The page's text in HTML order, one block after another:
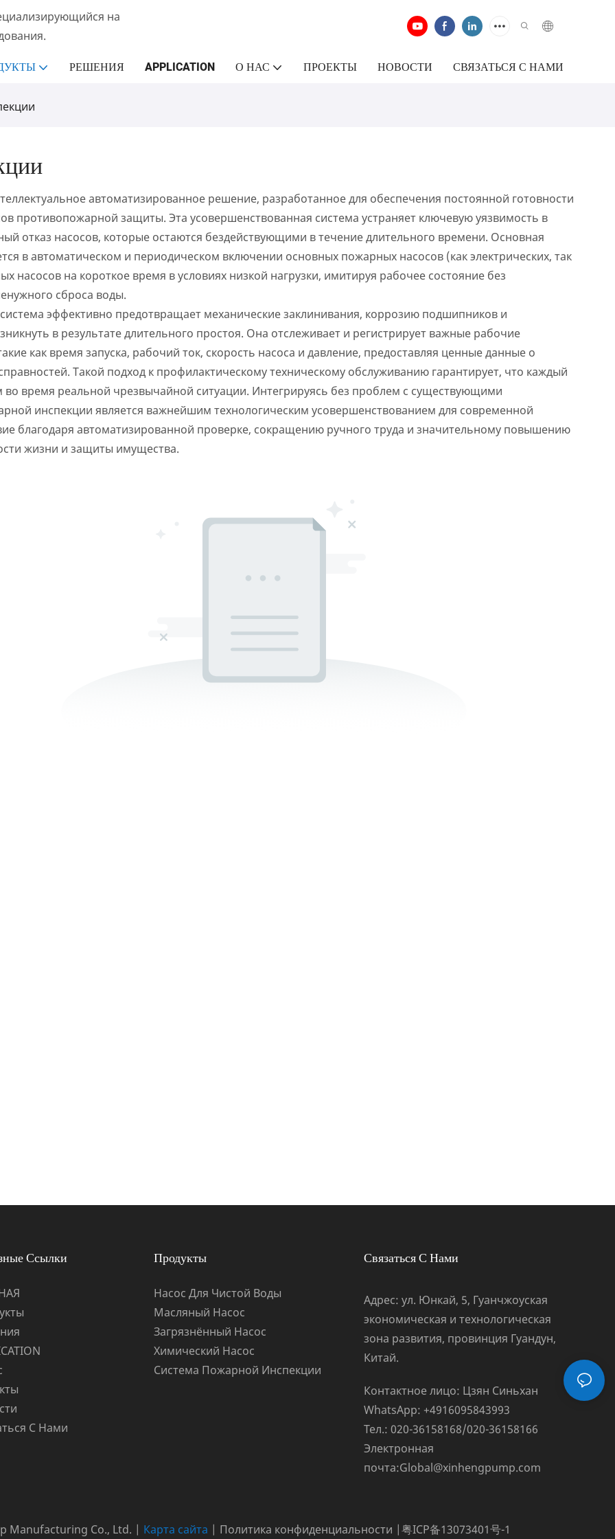
на
РЕШЕНИЯ APPLICATION О НАС ПРОЕКТЫ НОВОСТИ СВЯЗАТЬСЯ С НАМИ
автоматизированное решение, разработанное для обеспечения постоянной готовности
противопожарной защиты. Эта усовершенствованная система устраняет ключевую уязвимость в
отказ насосов, которые остаются бездействующими в течение длительного времени. Основная
в автоматическом и периодическом включении основных пожарных насосов (как электрических, так
насосов на короткое время в условиях низкой нагрузки, имитируя рабочее состояние без
сброса воды.
эффективно предотвращает механические заклинивания, коррозию подшипников и
в результате длительного простоя. Она отслеживает и регистрирует важные рабочие
как время запуска, рабочий ток, скорость насоса и давление, предоставляя ценные данные о
Такой подход к профилактическому техническому обслуживанию гарантирует, что каждый
время реальной чрезвычайной ситуации. Интегрируясь без проблем с существующими
инспекции является важнейшим технологическим усовершенствованием для современной
благодаря автоматизированной проверке, сокращению ручного труда и значительному повышению
жизни и защиты имущества.
Ссылки
С Нами
Продукты
Насос Для Чистой Воды
Масляный Насос
Загрязнённый Насос
Химический Насос
Система Пожарной Инспекции
Связаться С Нами
Адрес: ул. Юнкай, 5, Гуанчжоуская
экономическая и технологическая
зона развития, провинция Гуандун,
Китай.
Контактное лицо: Цзян Синьхан
WhatsApp: +4916095843993
Тел.: 020-36158168/020-36158166
Электронная
почта:Global@xinhengpump.com
Manufacturing Co., Ltd. | Карта сайта | Политика конфиденциальности |粤ICP备13073401号-1